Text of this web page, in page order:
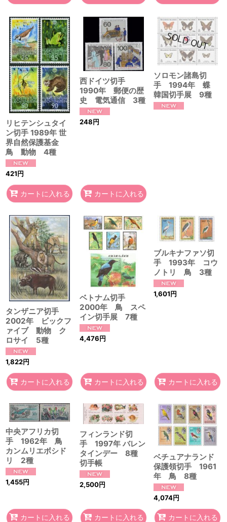
リヒテンシュタイ
ン切手 1989年 世
界自然保護基金
鳥 動物 4種
421円
カートに入れる
西ドイツ切手
1990年 郵便の歴
史 電気通信 3種
248円
カートに入れる
ソロモン諸島切
手 1994年 蝶
韓国切手展 9種
タンザニア切手
2002年 ビックフ
ァイブ 動物 ク
ロサイ 5種
1,822円
カートに入れる
ベトナム切手
2000年 鳥 スペ
イン切手展 7種
4,476円
カートに入れる
ブルキナファソ切
手 1993年 コウ
ノトリ 鳥 3種
1,601円
カートに入れる
中央アフリカ切
手 1962年 鳥
カンムリエボシド
リ 2種
1,455円
カートに入れる
フィンランド切
手 1997年 バレン
タインデー 8種
切手帳
2,500円
カートに入れる
ベチュアナランド
保護領切手 1961
年 鳥 8種
4,074円
カートに入れる